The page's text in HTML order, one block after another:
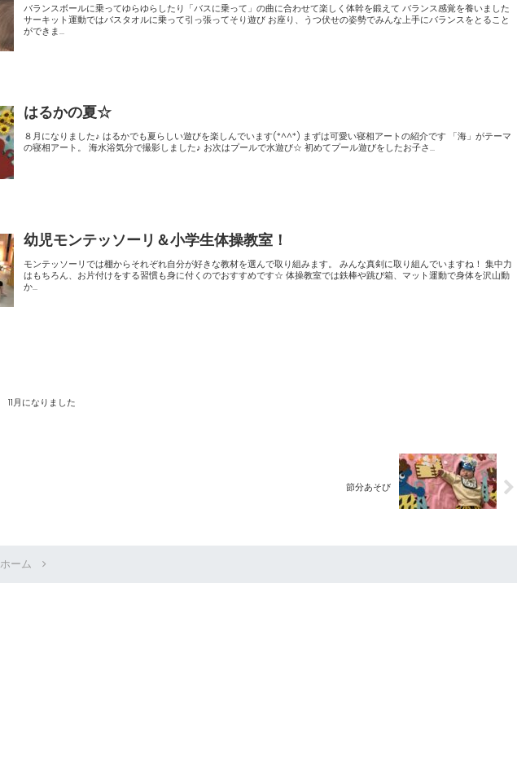
バランスボールに乗ってゆらゆらしたり「バスに乗って」の曲に合わせて楽しく体幹を鍛えて バランス感覚を養いました
サーキット運動ではバスタオルに乗って引っ張ってそり遊び お座り、うつ伏せの姿勢でみんな上手にバランスをとること
ができま...
はるかの夏☆
８月になりました♪ はるかでも夏らしい遊びを楽しんでいます(*^^*) まずは可愛い寝相アートの紹介です 「海」がテーマ
の寝相アート。 海水浴気分で撮影しました♪ お次はプールで水遊び☆ 初めてプール遊びをしたお子さ...
幼児モンテッソーリ＆小学生体操教室！
モンテッソーリでは棚からそれぞれ自分が好きな教材を選んで取り組みます。 みんな真剣に取り組んでいますね！ 集中力
はもちろん、お片付けをする習慣も身に付くのでおすすめです☆ 体操教室では鉄棒や跳び箱、マット運動で身体を沢山動
か...
11月になりました
節分あそび
ホーム